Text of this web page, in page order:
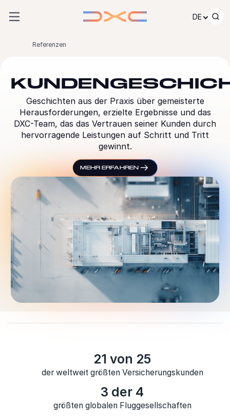
DE
Referenzen
Geschichten aus der Praxis über gemeisterte
Herausforderungen, erzielte Ergebnisse und das
DXC-Team, das das Vertrauen seiner Kunden durch
hervorragende Leistungen auf Schritt und Tritt
gewinnt.
MEHR ERFAHREN
21 von 25
der weltweit größten Versicherungskunden
3 der 4
größten globalen Fluggesellschaften